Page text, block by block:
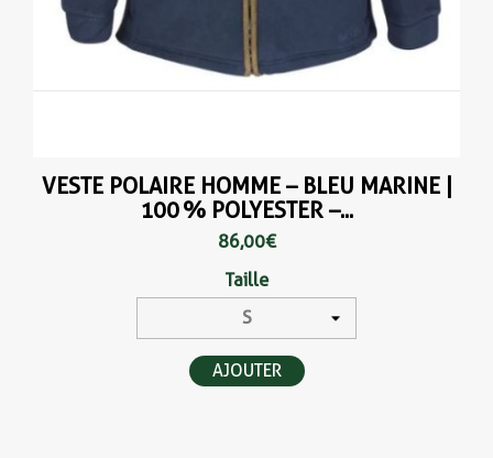
VESTE POLAIRE HOMME – BLEU MARINE |
100 % POLYESTER –...
86,00 €
Taille
AJOUTER